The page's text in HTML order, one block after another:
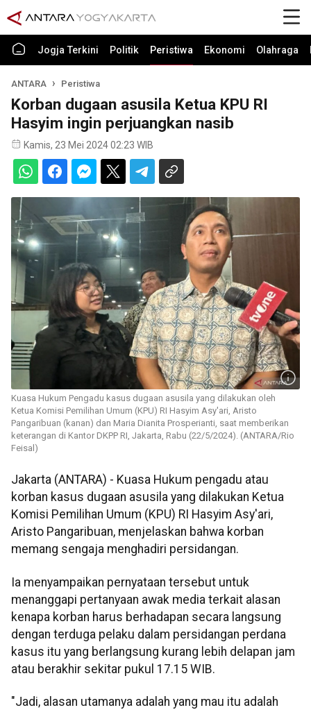
Jogja Terkini Politik Peristiwa Ekonomi Olahraga
ANTARA Peristiwa
Korban dugaan asusila Ketua KPU RI
Hasyim ingin perjuangkan nasib
Kamis, 23 Mei 2024 02:23 WIB
Kuasa Hukum Pengadu kasus dugaan asusila yang dilakukan oleh
Ketua Komisi Pemilihan Umum (KPU) RI Hasyim Asy'ari, Aristo
Pangaribuan (kanan) dan Maria Dianita Prosperianti, saat memberikan
keterangan di Kantor DKPP RI, Jakarta, Rabu (22/5/2024). (ANTARA/Rio
Feisal)
Jakarta (ANTARA) - Kuasa Hukum pengadu atau
korban kasus dugaan asusila yang dilakukan Ketua
Komisi Pemilihan Umum (KPU) RI Hasyim Asy'ari,
Aristo Pangaribuan, menjelaskan bahwa korban
memang sengaja menghadiri persidangan.
Ia menyampaikan pernyataan tersebut untuk
menanggapi pertanyaan awak media terkait alasan
kenapa korban harus berhadapan secara langsung
dengan terduga pelaku dalam persidangan perdana
kasus itu yang berlangsung kurang lebih delapan jam
atau berakhir sekitar pukul 17.15 WIB.
"Jadi, alasan utamanya adalah yang mau itu adalah